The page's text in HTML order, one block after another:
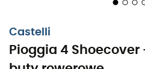
Castelli
Pioggia 4